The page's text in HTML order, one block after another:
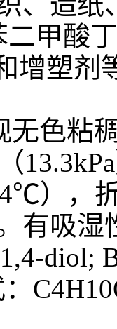
甲酸
增塑
无色粘
4℃），
有吸湿
diol;